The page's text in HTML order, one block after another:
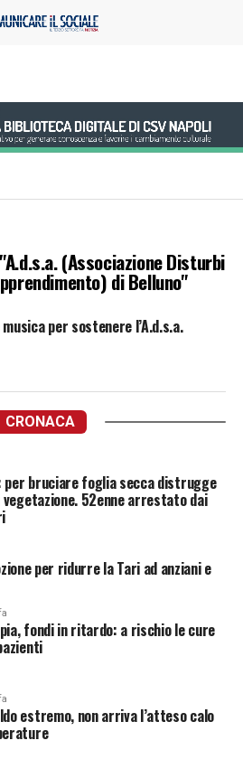
(Associazione Disturbi
di Belluno"
per sostenere l’A.d.s.a.
CRONACA
per bruciare foglia secca distrugge
52enne arrestato dai
per ridurre la Tari ad anziani e
fondi in ritardo: a rischio le cure
estremo, non arriva l’atteso calo